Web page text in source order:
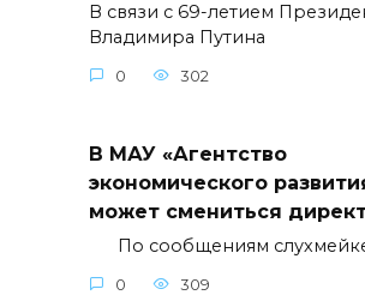
В связи с 69-летием
Владимира Путина
0 302
В МАУ «Агентство
экономического
может смениться
По сообщениям
0 309